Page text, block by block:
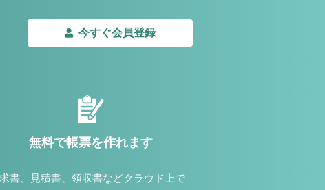
今すぐ会員登録
無料で帳票を作れます
書、見積書、領収書などクラウド上で